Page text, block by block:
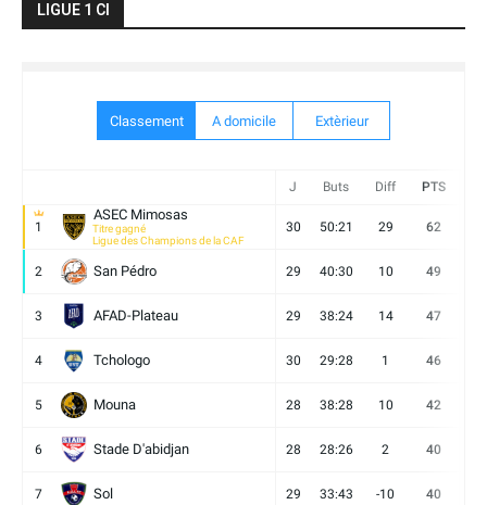
LIGUE 1 CI
Classement A domicile Extèrieur
J Buts Diff PTS
1
ASEC Mimosas
Titre gagné
Ligue des Champions de la CAF
30 50:21 29 62
2 San Pédro 29 40:30 10 49
3 AFAD-Plateau 29 38:24 14 47
4 Tchologo 30 29:28 1 46
5 Mouna 28 38:28 10 42
6 Stade D'abidjan 28 28:26 2 40
7 Sol 29 33:43 -10 40